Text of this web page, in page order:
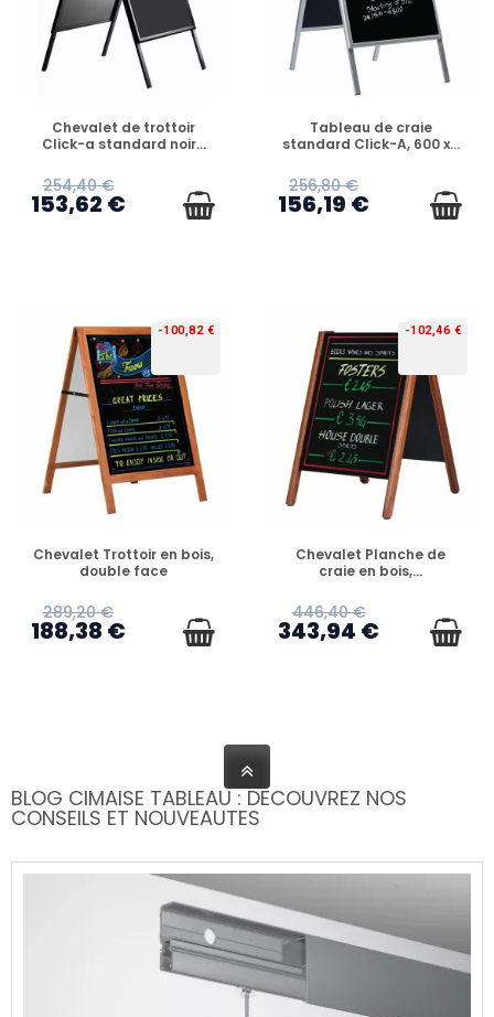
PRÉCOMMANDE
Chevalet de trottoir
Click-a standard noir...
254,40 €
153,62 €
PRÉCOMMANDE
Tableau de craie
standard Click-A, 600 x...
256,80 €
156,19 €
-100,82 €
PRÉCOMMANDE
Chevalet Trottoir en bois,
double face
289,20 €
188,38 €
-102,46 €
PRÉCOMMANDE
Chevalet Planche de
craie en bois,...
446,40 €
343,94 €
BLOG CIMAISE TABLEAU : DECOUVREZ NOS
CONSEILS ET NOUVEAUTES